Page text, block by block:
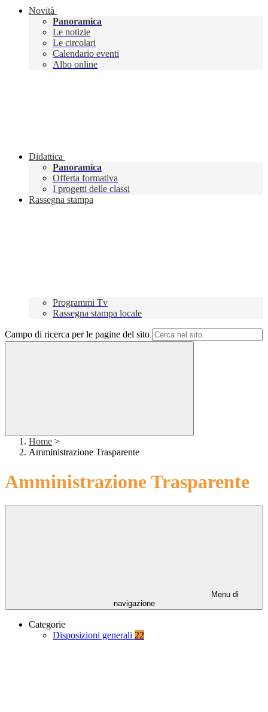
Novità
Panoramica
Le notizie
Le circolari
Calendario eventi
Albo online
Didattica
Panoramica
Offerta formativa
I progetti delle classi
Rassegna stampa
Programmi Tv
Rassegna stampa locale
Campo di ricerca per le pagine del sito
Home >
Amministrazione Trasparente
Amministrazione Trasparente
Menu di
navigazione
Categorie
Disposizioni generali 22